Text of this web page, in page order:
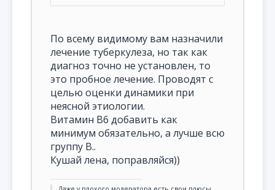
По всему видимому вам назначили
лечение туберкулеза, но так как
диагноз точно не установлен, то
это пробное лечение. Проводят с
целью оценки динамики при
неясной этиологии.
Витамин В6 добавить как
минимум обязательно, а лучше всю
группу В..
Кушай лена, поправляйся))